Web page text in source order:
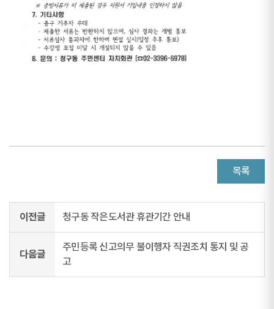
목록
이전글 청구동 작은도서관 휴관기간 안내
다음글
주민등록 신고의무 불이행자 직권조치 통지 및 공
고